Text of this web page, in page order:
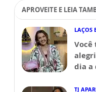
APROVEITE E LEIA
LAÇOS
Você
dia a
TJ